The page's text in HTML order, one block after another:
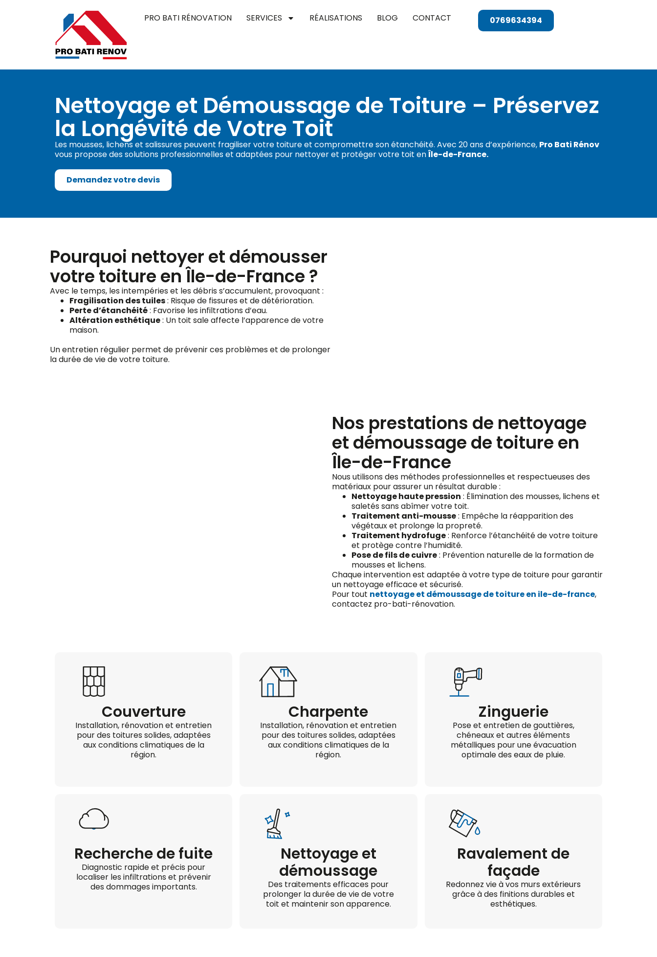
PRO BATI RÉNOVATION SERVICES RÉALISATIONS BLOG CONTACT 0769634394
Nettoyage et Démoussage de Toiture – Préservez
la Longévité de Votre Toit
Les mousses, lichens et salissures peuvent fragiliser votre toiture et compromettre son étanchéité. Avec 20 ans d’expérience, Pro Bati Rénov
vous propose des solutions professionnelles et adaptées pour nettoyer et protéger votre toit enÎle-de-France.
Demandez votre devis
Pourquoi nettoyer et démousser
votre toiture en Île-de-France ?
Avec le temps, les intempéries et les débris s’accumulent, provoquant :
Fragilisation des tuiles: Risque de fissures et de détérioration.
Perte d’étanchéité: Favorise les infiltrations d’eau.
Altération esthétique: Un toit sale affecte l’apparence de votre
maison.
Un entretien régulier permet de prévenir ces problèmes et de prolonger
la durée de vie de votre toiture.
Nos prestations de nettoyage
et démoussage de toiture en
Île-de-France
Nous utilisons des méthodes professionnelles et respectueuses des
matériaux pour assurer un résultat durable :
Nettoyage haute pression : Élimination des mousses, lichens et
saletés sans abîmer votre toit.
Traitement anti-mousse: Empêche la réapparition des
végétaux et prolonge la propreté.
Traitement hydrofuge: Renforce l’étanchéité de votre toiture
et protège contre l’humidité.
Pose de fils de cuivre: Prévention naturelle de la formation de
mousses et lichens.
Chaque intervention est adaptée à votre type de toiture pour garantir
un nettoyage efficace et sécurisé.
Pour tout nettoyage et démoussage de toiture en ile-de-france,
contactez pro-bati-rénovation.
Couverture
Installation, rénovation et entretien
pour des toitures solides, adaptées
aux conditions climatiques de la
région.
Charpente
Installation, rénovation et entretien
pour des toitures solides, adaptées
aux conditions climatiques de la
région.
Zinguerie
Pose et entretien de gouttières,
chéneaux et autres éléments
métalliques pour une évacuation
optimale des eaux de pluie.
Recherche de fuite
Diagnostic rapide et précis pour
localiser les infiltrations et prévenir
des dommages importants.
Nettoyage et
démoussage
Des traitements efficaces pour
prolonger la durée de vie de votre
toit et maintenir son apparence.
Ravalement de
façade
Redonnez vie à vos murs extérieurs
grâce à des finitions durables et
esthétiques.